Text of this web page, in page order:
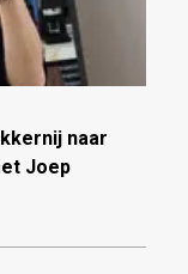
naar
Joep